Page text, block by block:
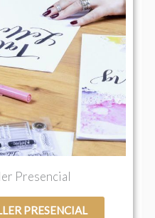
Presencial
PRESENCIAL